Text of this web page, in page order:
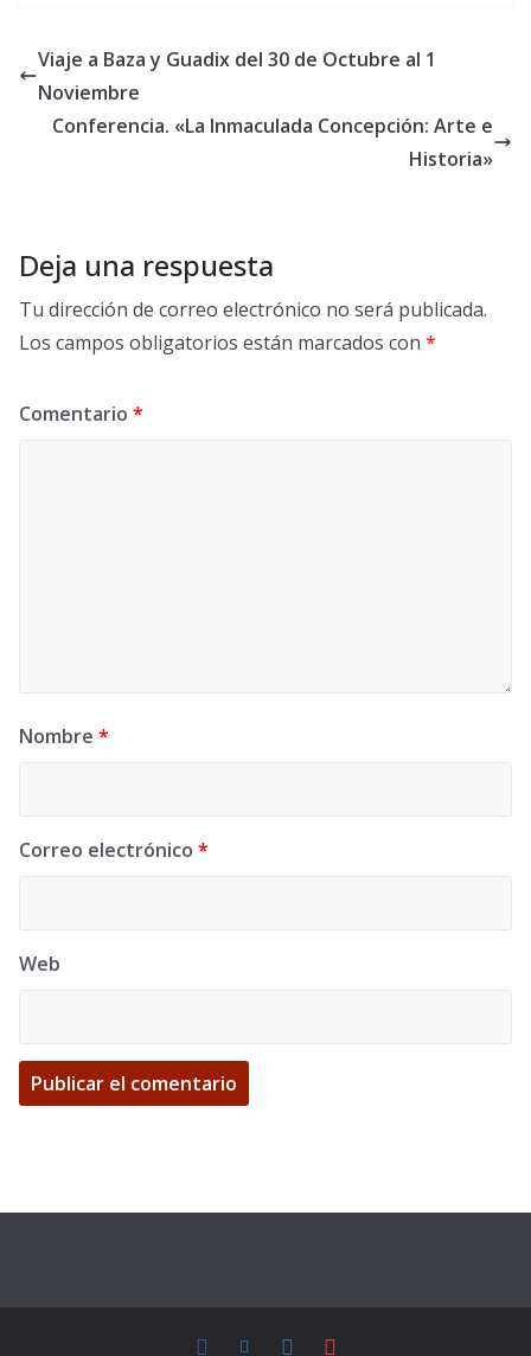
Viaje a Baza y Guadix del 30 de Octubre al 1
Noviembre
Conferencia. «La Inmaculada Concepción: Arte e
Historia»
Deja una respuesta
Tu dirección de correo electrónico no será publicada.
Los campos obligatorios están marcados con *
Comentario *
Nombre *
Correo electrónico *
Web